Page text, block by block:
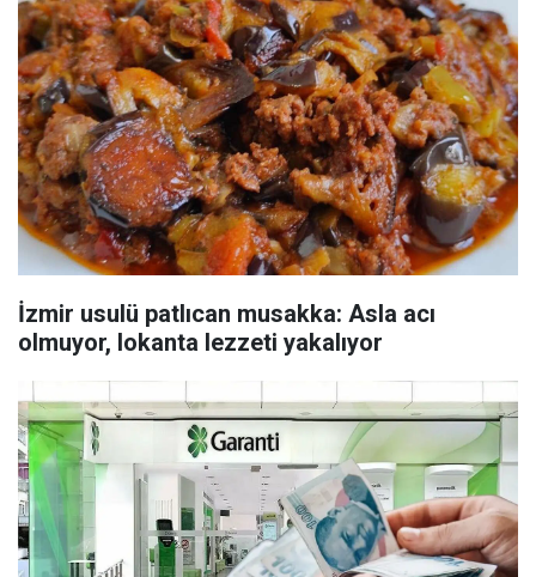
İzmir usulü patlıcan musakka: Asla acı
olmuyor, lokanta lezzeti yakalıyor